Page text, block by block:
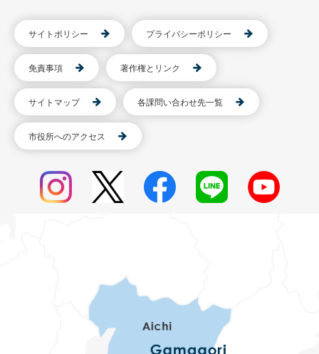
サイトポリシー プライバシーポリシー
免責事項 著作権とリンク
サイトマップ 各課問い合わせ先一覧
市役所へのアクセス